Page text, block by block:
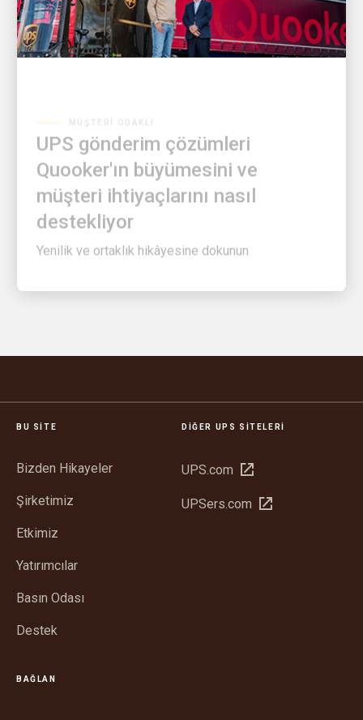
UPS gönderim çözümleri
Quooker'ın büyümesini ve
müşteri ihtiyaçlarını nasıl
destekliyor
Yenilik ve ortaklık hikâyesine dokunun
BU SITE
Bizden Hikayeler
Şirketimiz
Etkimiz
Yatırımcılar
Basın Odası
Destek
DIĞER UPS SITELERI
UPS.com Yeni
aç
UPSers.com Yeni
BAĞLAN